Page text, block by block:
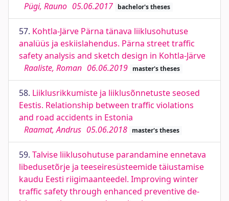
Pügi, Rauno 05.06.2017 bachelor's theses
57. Kohtla-Järve Pärna tänava liiklusohutuse
analüüs ja eskiislahendus. Pärna street traffic
safety analysis and sketch design in Kohtla-Järve
Raaliste, Roman 06.06.2019 master's theses
58. Liiklusrikkumiste ja liiklusõnnetuste seosed
Eestis. Relationship between traffic violations
and road accidents in Estonia
Raamat, Andrus 05.06.2018 master's theses
59. Talvise liiklusohutuse parandamine ennetava
libedusetõrje ja teeseiresüsteemide täiustamise
kaudu Eesti riigimaanteedel. Improving winter
traffic safety through enhanced preventive de-